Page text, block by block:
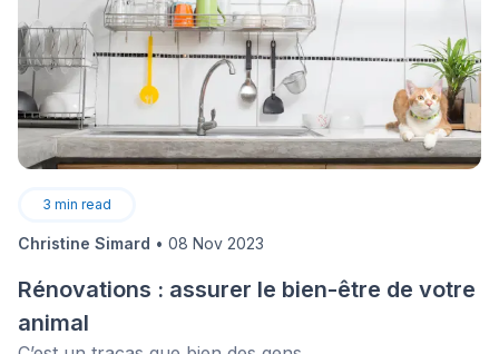
3 min read
Christine Simard • 08 Nov 2023
Rénovations : assurer le bien-être de votre
animal